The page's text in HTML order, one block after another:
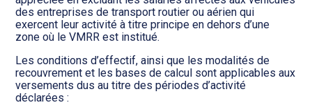
des entreprises de transport routier ou aérien qui
exercent leur activité à titre principe en dehors d’une
zone où le VMRR est institué.
Les conditions d’effectif, ainsi que les modalités de
recouvrement et les bases de calcul sont applicables aux
versements dus au titre des périodes d’activité
déclarées :